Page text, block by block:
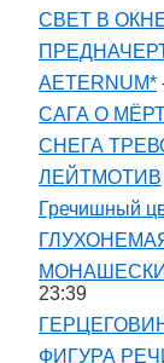
СВЕТ В
AETERNUM*
САГА О
СНЕГА
ЛЕЙТМОТИВ
Гречишный
23:39
ФИГУРА